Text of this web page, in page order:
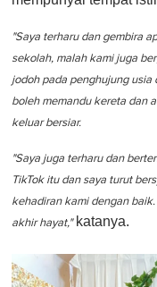
"Saya terharu dan gembira
sekolah, malah kami juga
jodoh pada penghujung usia
boleh memandu kereta dan
keluar bersiar.
"Saya juga terharu dan
TikTok itu dan saya turut
kehadiran kami dengan
akhir hayat,"katanya.